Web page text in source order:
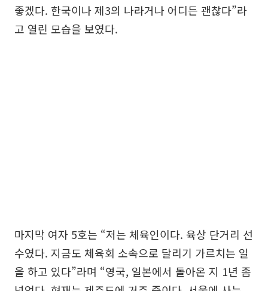
좋겠다. 한국이나 제3의 나라거나 어디든 괜찮다”라
고 열린 모습을 보였다.
마지막 여자 5호는 “저는 체육인이다. 육상 단거리 선
수였다. 지금도 체육회 소속으로 달리기 가르치는 일
을 하고 있다”라며 “영국, 일본에서 돌아온 지 1년 좀